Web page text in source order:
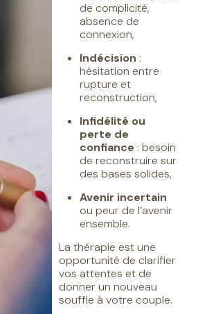
de complicité,
absence de
connexion,
Indécision :
hésitation entre
rupture et
reconstruction,
Infidélité ou
perte de
confiance : besoin
de reconstruire sur
des bases solides,
Avenir incertain
ou peur de l’avenir
ensemble.
La thérapie est une
opportunité de clarifier
vos attentes et de
donner un nouveau
souffle à votre couple.